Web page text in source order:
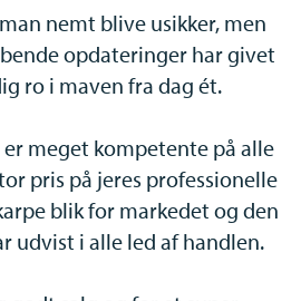
hvis en af dem tragisk går bort? Det
tanken, men nogle gange er det
og hinanden i forbindelse med et
nemt blive usikker, men
opdateringer har givet
ro i maven fra dag ét.
meget kompetente på alle
pris på jeres professionelle
blik for markedet og den
udvist i alle led af handlen.